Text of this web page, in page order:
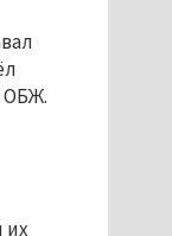
ОБЖ.
их